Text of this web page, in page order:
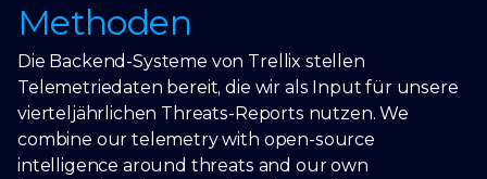
Methoden
Die Backend-Systeme von Trellix stellen
Telemetriedaten bereit, die wir als Input für unsere
vierteljährlichen Threats-Reports nutzen. We
combine our telemetry with open-source
intelligence around threats and our own